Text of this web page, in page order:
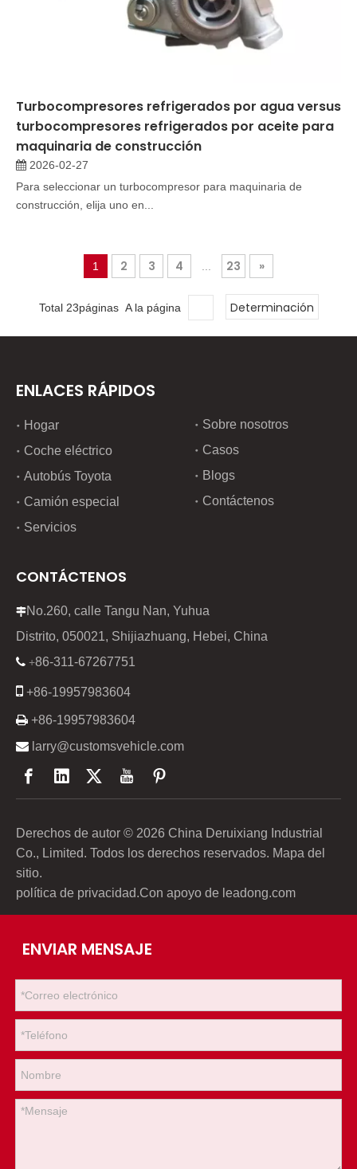
Turbocompresores refrigerados por agua versus
turbocompresores refrigerados por aceite para
maquinaria de construcción
2026-02-27
Para seleccionar un turbocompresor para maquinaria de
construcción, elija uno en...
1 2 3 4 ... 23 »
Total 23páginas A la página Determinación
ENLACES RÁPIDOS
Hogar
Coche eléctrico
Autobús Toyota
Camión especial
Servicios
Sobre nosotros
Casos
Blogs
Contáctenos
CONTÁCTENOS
No.260, calle Tangu Nan, Yuhua
Distrito, 050021, Shijiazhuang, Hebei, China
 +86-311-67267751
 +86-19957983604
 +86-19957983604
 larry@customsvehicle.com
Derechos de autor © 2026 China Deruixiang Industrial
Co., Limited. Todos los derechos reservados. Mapa del
sitio.
política de privacidad.Con apoyo de leadong.com
ENVIAR MENSAJE